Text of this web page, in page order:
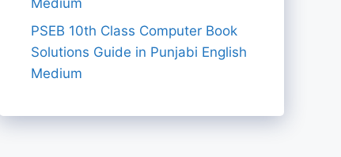
PSEB 10th Class Computer Book
Solutions Guide in Punjabi English
Medium